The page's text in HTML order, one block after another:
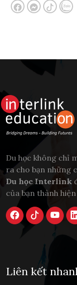
Du học không chỉ
ra cho bạn những
Du học Interlink
của bạn thành
Liên kết